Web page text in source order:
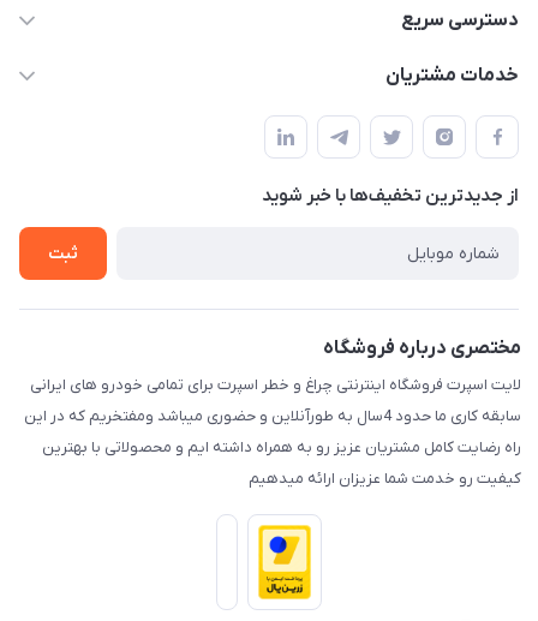
09012926386
دسترسی سریع
حساب کاربری
لیست محصولات
درباره ما
خدمات مشتریان
قوانین و مقررات
حریم خصوصی
راهنما
از جدید‌ترین تخفیف‌ها با‌ خبر شوید
ثبت
مختصری درباره فروشگاه
لایت اسپرت فروشگاه اینترنتی چراغ و خطر اسپرت برای تمامی خودرو های ایرانی
سابقه کاری ما حدود 4سال به طورآنلاین و حضوری میباشد ومفتخریم که در این
راه رضایت کامل مشتریان عزیز رو به همراه داشته ایم و محصولاتی با بهترین
کیفیت رو خدمت شما عزیزان ارائه میدهیم